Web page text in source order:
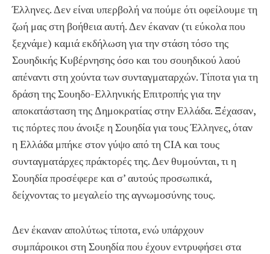
Έλληνες. Δεν είναι υπερβολή να πούμε ότι οφείλουμε τη
ζωή μας στη βοήθεια αυτή. Δεν έκαναν (τι εύκολα που
ξεχνάμε) καμιά εκδήλωση για την στάση τόσο της
Σουηδικής Κυβέρνησης όσο και του σουηδικού λαού
απέναντι στη χούντα των συνταγματαρχών. Τίποτα για τη
δράση της Σουηδο-Ελληνικής Επιτροπής για την
αποκατάσταση της Δημοκρατίας στην Ελλάδα. Ξέχασαν,
τις πόρτες που άνοιξε η Σουηδία για τους Έλληνες, όταν
η Ελλάδα μπήκε στον γύψο από τη CIA και τους
συνταγματάρχες πράκτορές της. Δεν θυμούνται, τι η
Σουηδία προσέφερε και σ’ αυτούς προσωπικά,
δείχνοντας το μεγαλείο της αγνωμοσύνης τους.
Δεν έκαναν απολύτως τίποτα, ενώ υπάρχουν
συμπάροικοι στη Σουηδία που έχουν εντρυφήσει στα